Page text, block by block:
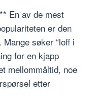
En av de mest
er den
søker “loff i
for en kjapp
mellommåltid, noe
etter